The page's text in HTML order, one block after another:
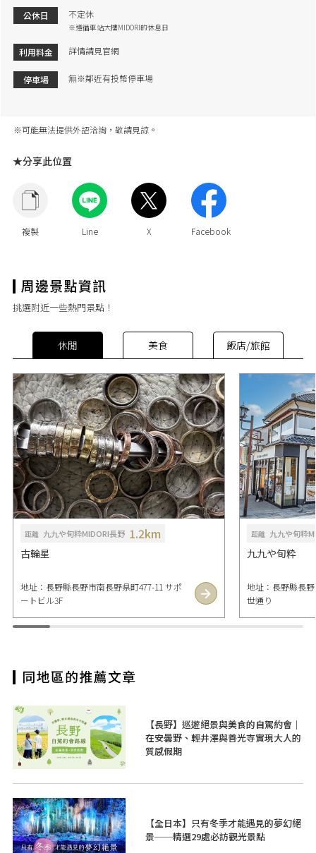
公休日 不定休
※遵循車站大樓MIDORI的休息日
利用料金 詳情請見官網
停車場 無※鄰近有投幣停車場
※可能無法提供外語洽詢，敬請見諒。
★分享此位置
挑選附近一些熱門景點！
休閒 美食 飯店/旅館
距離 九九や旬粋MIDORI長野 1.2km
古輪星
地址：長野縣長野市南長野県町477-11 サポ
ートビル3F
距離 九九や旬粋
九九や旬粋
地址：長野縣長
世通り
【長野】巡遊絕景與美食的自駕約會｜
在安曇野、輕井澤與善光寺實現大人的
質感假期
【全日本】只有冬季才能遇見的夢幻絕
景──精選29處必訪觀光景點